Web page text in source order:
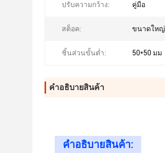
ปรับความกว้าง: คู่มือ
สต็อค: ขนาดใหญ่
ชิ้นส่วนขั้นต่ำ: 50*50 มม
คําอธิบายสินค้า
คําอธิบายสินค้า: